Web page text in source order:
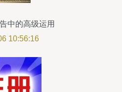
中的高级运用
10:56:16